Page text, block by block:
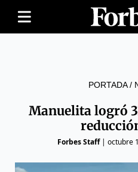
PORTADA/
Manuelita logró
Forbes Staff| octubre